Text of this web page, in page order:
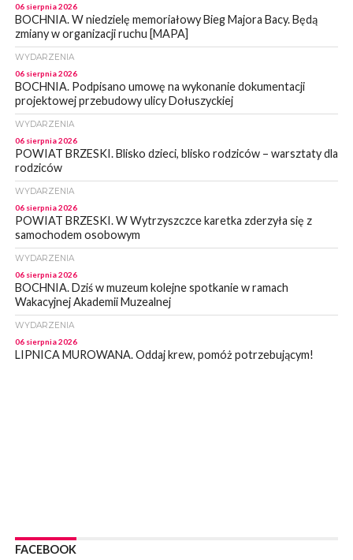
06 sierpnia 2026
BOCHNIA. W niedzielę memoriałowy Bieg Majora Bacy. Będą
zmiany w organizacji ruchu [MAPA]
WYDARZENIA
06 sierpnia 2026
BOCHNIA. Podpisano umowę na wykonanie dokumentacji
projektowej przebudowy ulicy Dołuszyckiej
WYDARZENIA
06 sierpnia 2026
POWIAT BRZESKI. Blisko dzieci, blisko rodziców – warsztaty dla
rodziców
WYDARZENIA
06 sierpnia 2026
POWIAT BRZESKI. W Wytrzyszczce karetka zderzyła się z
samochodem osobowym
WYDARZENIA
06 sierpnia 2026
BOCHNIA. Dziś w muzeum kolejne spotkanie w ramach
Wakacyjnej Akademii Muzealnej
WYDARZENIA
06 sierpnia 2026
LIPNICA MUROWANA. Oddaj krew, pomóż potrzebującym!
Grzyba: Zenek Martyniuk i Justyna Steczkowska
FACEBOOK